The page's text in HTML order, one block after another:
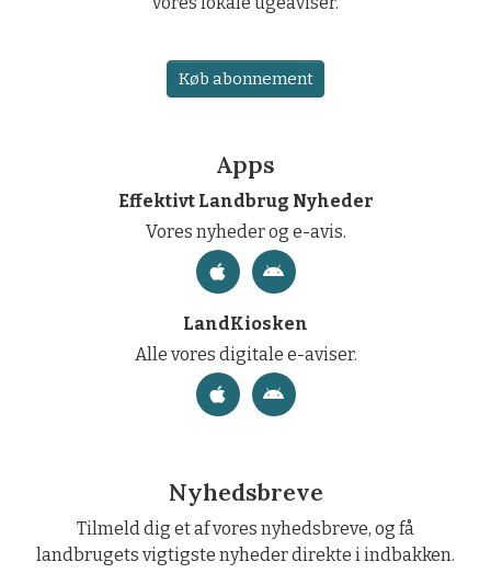
Køb abonnement
Apps
Effektivt Landbrug Nyheder
Vores nyheder og e-avis.
LandKiosken
Alle vores digitale e-aviser.
Nyhedsbreve
Tilmeld dig et af vores nyhedsbreve, og få
landbrugets vigtigste nyheder direkte i indbakken.